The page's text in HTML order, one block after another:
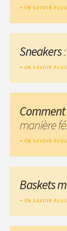
EN SAVOIR PLUS
Sneakers:
EN SAVOIR PLUS
manière
EN SAVOIR PLUS
Baskets
EN SAVOIR PLUS